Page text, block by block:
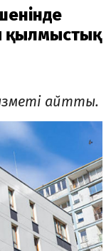
қылмыстық
айтты.